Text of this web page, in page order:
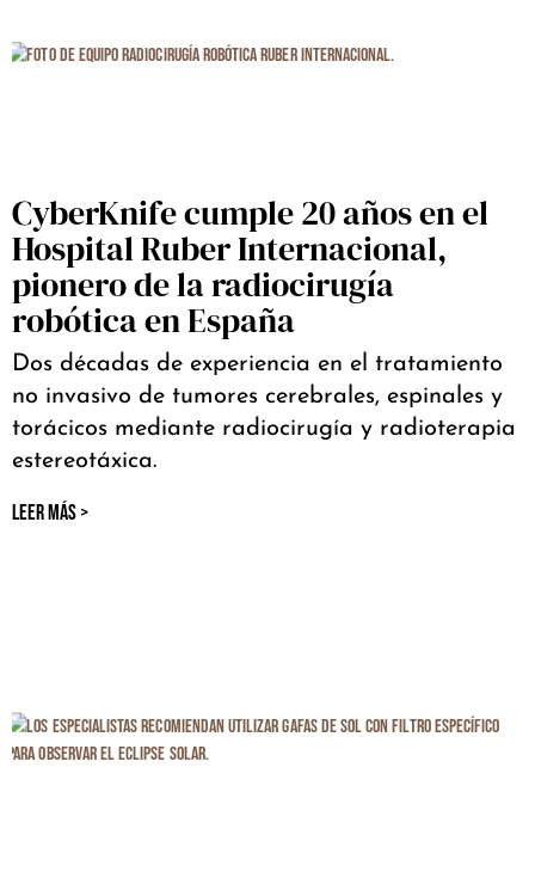
CyberKnife cumple 20 años en el
Hospital Ruber Internacional,
pionero de la radiocirugía
robótica en España
Dos décadas de experiencia en el tratamiento
no invasivo de tumores cerebrales, espinales y
torácicos mediante radiocirugía y radioterapia
estereotáxica.
LEER MÁS >